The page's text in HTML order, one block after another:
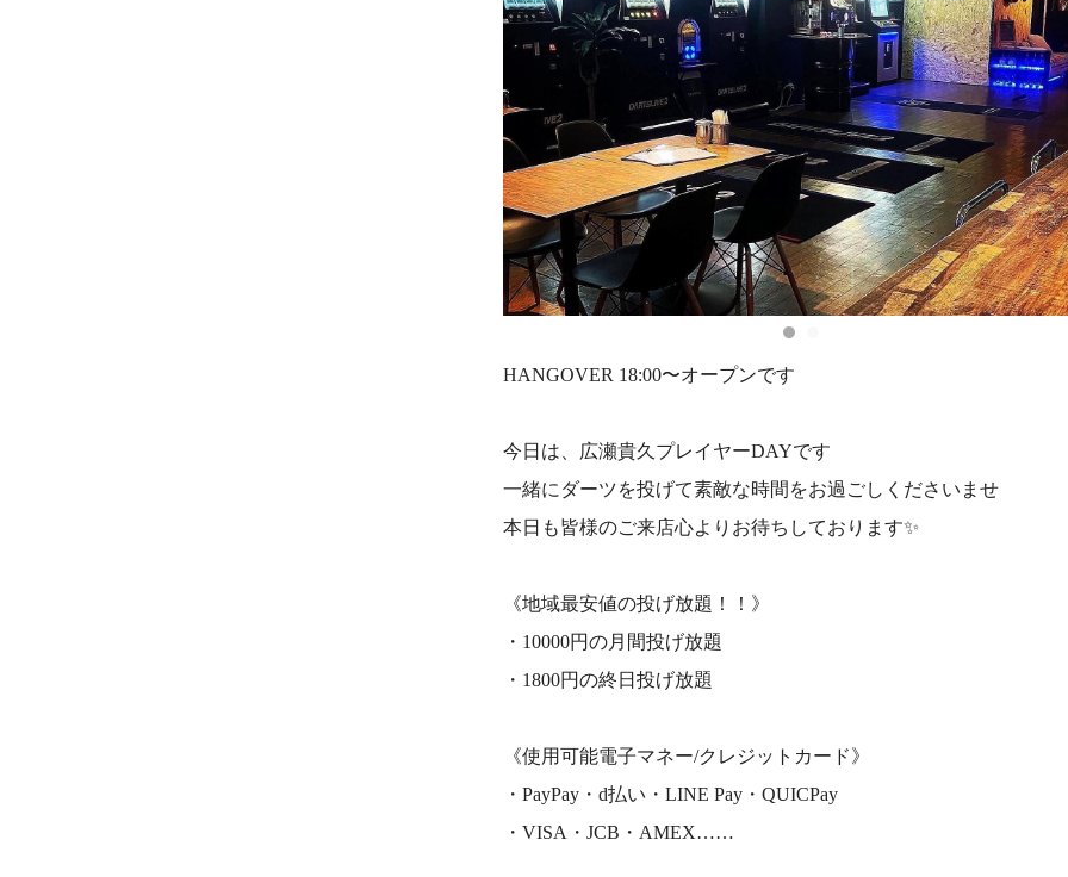
HANGOVER 18:00〜オープンです
今日は、広瀬貴久プレイヤーDAYです
一緒にダーツを投げて素敵な時間をお過ごしくださいませ
本日も皆様のご来店心よりお待ちしております✨
《地域最安値の投げ放題！！》
・10000円の月間投げ放題
・1800円の終日投げ放題
《使用可能電子マネー/クレジットカード》
・PayPay・d払い・LINE Pay・QUICPay
・VISA・JCB・AMEX……